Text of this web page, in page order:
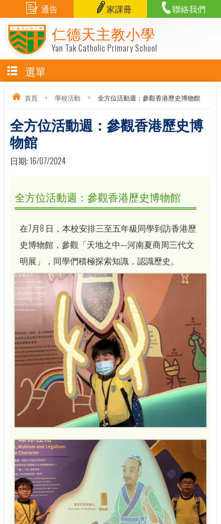
仁德天主教小學
Yan Tak Catholic Primary School
通告 家課冊 聯絡我們
選單
首頁 > 學校活動 > 全方位活動週：參觀香港歷史博物館
全方位活動週：參觀香港歷史博
物館
日期:16/07/2024
全方位活動週：參觀香港歷史博物館
在7月8 日，本校安排三至五年級同學到訪香港歷
史博物館，參觀「天地之中—河南夏商周三代文
明展」，同學們積極探索知識，認識歷史。